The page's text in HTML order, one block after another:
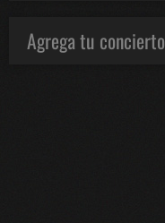
Agrega tu concierto